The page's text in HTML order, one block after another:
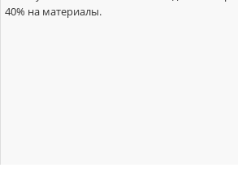
40% на материалы.